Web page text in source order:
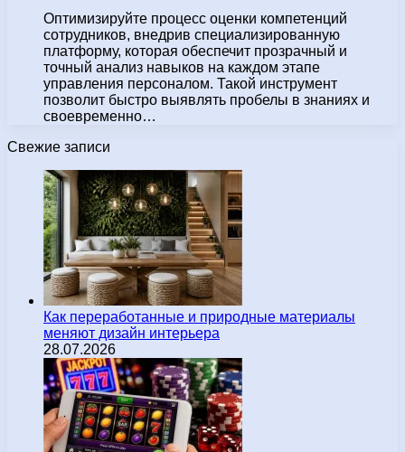
Оптимизируйте процесс оценки компетенций
сотрудников, внедрив специализированную
платформу, которая обеспечит прозрачный и
точный анализ навыков на каждом этапе
управления персоналом. Такой инструмент
позволит быстро выявлять пробелы в знаниях и
своевременно…
Свежие записи
Как переработанные и природные материалы
меняют дизайн интерьера
28.07.2026